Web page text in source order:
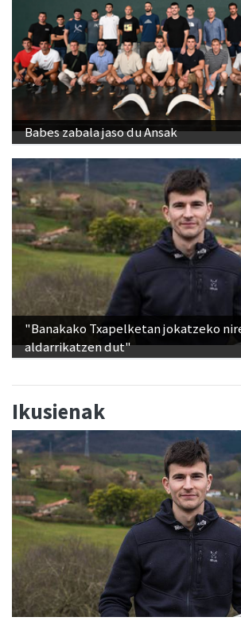
Babes zabala jaso du Ansak
"Banakako Txapelketan jokatzeko
aldarrikatzen dut"
Ikusienak